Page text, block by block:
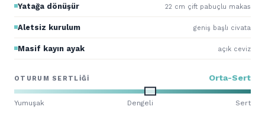
Yatağa dönüşür 22 cm çift pabuçlu makas
Aletsiz kurulum geniş başlı civata
Masif kayın ayak açık ceviz
OTURUM SERTLIĞI Orta-Sert
Yumuşak Dengeli Sert